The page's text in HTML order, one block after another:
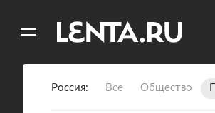
Россия Все Общество